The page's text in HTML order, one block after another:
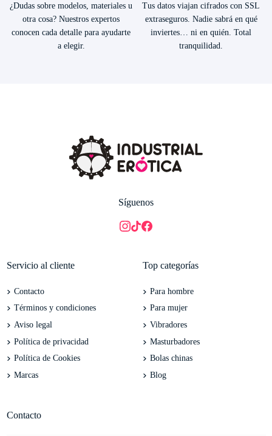
¿Dudas sobre modelos, materiales u
otra cosa? Nuestros expertos
conocen cada detalle para ayudarte
a elegir.
Tus datos viajan cifrados con SSL
extraseguros. Nadie sabrá en qué
inviertes… ni en quién. Total
tranquilidad.
Síguenos
Servicio al cliente
Contacto
Términos y condiciones
Aviso legal
Política de privacidad
Política de Cookies
Marcas
Top categorías
Para hombre
Para mujer
Vibradores
Masturbadores
Bolas chinas
Blog
Contacto